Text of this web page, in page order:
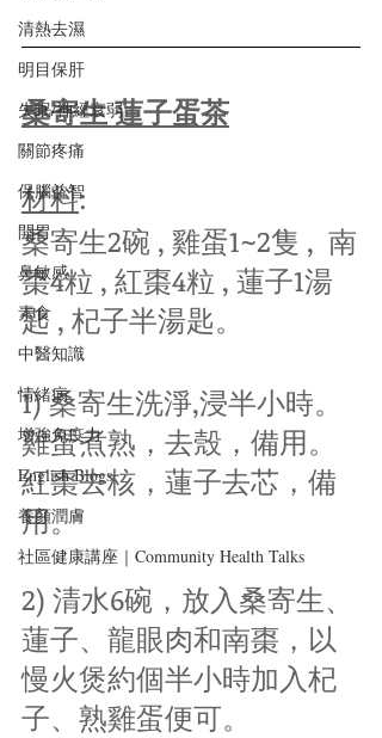
清熱去濕
明目保肝
失眠/神經衰弱
關節疼痛
保腦益智
開胃
鼻敏感
素食
中醫知識
情緒病
增強免疫力
English Blogs
養顏潤膚
社區健康講座｜Community Health Talks
桑寄生 蓮子蛋茶
材料:
桑寄生2碗 , 雞蛋1~2隻 ,  南
棗4粒 , 紅棗4粒 , 蓮子1湯
匙 , 杞子半湯匙。
1) 桑寄生洗淨,浸半小時。
雞蛋煮熟，去殼，備用。
紅棗去核，蓮子去芯，備
用。
2) 清水6碗，放入桑寄生、
蓮子、龍眼肉和南棗，以
慢火煲約個半小時加入杞
子、熟雞蛋便可。